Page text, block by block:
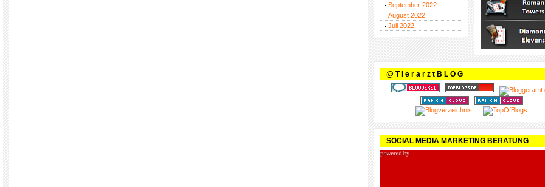
September 2022
August 2022
Juli 2022
@ T i e r a r z t B L O G
SOCIAL MEDIA MARKETING BERATUNG